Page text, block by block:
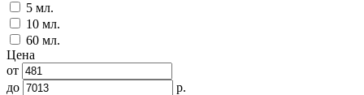
5 мл.
10 мл.
60 мл.
Цена
от
до
р.